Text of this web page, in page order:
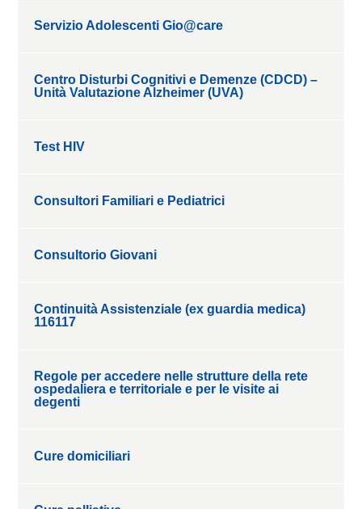
Servizio Adolescenti Gio@care
Centro Disturbi Cognitivi e Demenze (CDCD) –
Unità Valutazione Alzheimer (UVA)
Test HIV
Consultori Familiari e Pediatrici
Consultorio Giovani
Continuità Assistenziale (ex guardia medica)
116117
Regole per accedere nelle strutture della rete
ospedaliera e territoriale e per le visite ai
degenti
Cure domiciliari